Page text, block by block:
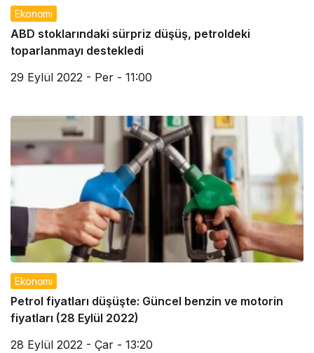
Ekonomi
ABD stoklarındaki sürpriz düşüş, petroldeki
toparlanmayı destekledi
29 Eylül 2022 - Per - 11:00
Ekonomi
Petrol fiyatları düşüşte: Güncel benzin ve motorin
fiyatları (28 Eylül 2022)
28 Eylül 2022 - Çar - 13:20